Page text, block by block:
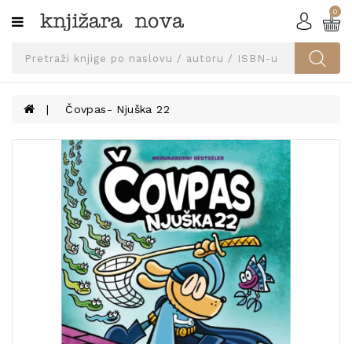
Kategorije
SVEUČILIŠNA
UDŽBENICI
KNJIGE
PRIBOR
UDŽBENIKE!
KONTAKT
0
Čovpas- Njuška 22